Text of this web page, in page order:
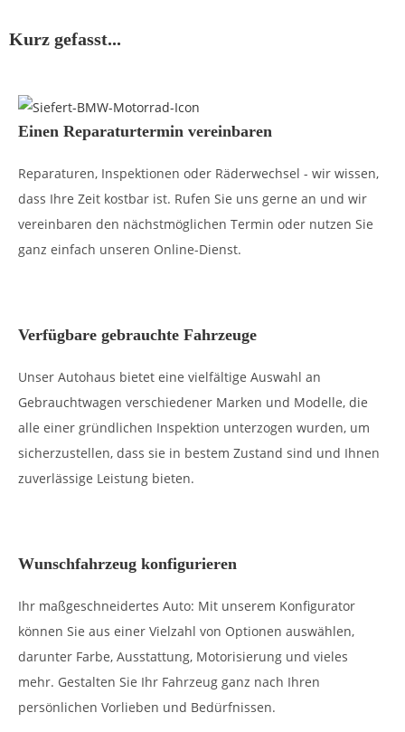
Kurz gefasst...
Einen Reparaturtermin vereinbaren
Reparaturen, Inspektionen oder Räderwechsel - wir wissen,
dass Ihre Zeit kostbar ist. Rufen Sie uns gerne an und wir
vereinbaren den nächstmöglichen Termin oder nutzen Sie
ganz einfach unseren Online-Dienst.
Verfügbare gebrauchte Fahrzeuge
Unser Autohaus bietet eine vielfältige Auswahl an
Gebrauchtwagen verschiedener Marken und Modelle, die
alle einer gründlichen Inspektion unterzogen wurden, um
sicherzustellen, dass sie in bestem Zustand sind und Ihnen
zuverlässige Leistung bieten.
Wunschfahrzeug konfigurieren
Ihr maßgeschneidertes Auto: Mit unserem Konfigurator
können Sie aus einer Vielzahl von Optionen auswählen,
darunter Farbe, Ausstattung, Motorisierung und vieles
mehr. Gestalten Sie Ihr Fahrzeug ganz nach Ihren
persönlichen Vorlieben und Bedürfnissen.